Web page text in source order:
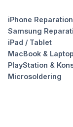
iPhone Reparation
Samsung
iPad / Tablet
MacBook & Laptop
PlayStation &
Microsoldering